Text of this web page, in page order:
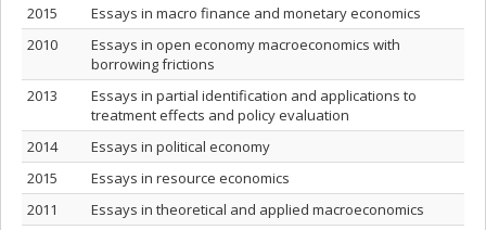
2015
Essays in macro finance and monetary economics
2010
Essays in open economy macroeconomics with
borrowing frictions
2013
Essays in partial identification and applications to
treatment effects and policy evaluation
2014
Essays in political economy
2015
Essays in resource economics
2011
Essays in theoretical and applied macroeconomics